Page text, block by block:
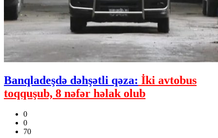
Banqladeşdə dəhşətli qəza: İki avtobus
toqquşub, 8 nəfər həlak olub
0
0
70